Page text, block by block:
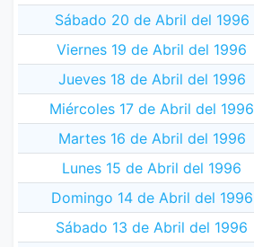
Sábado 20 de Abril del 1996
Viernes 19 de Abril del 1996
Jueves 18 de Abril del 1996
Miércoles 17 de Abril del 1996
Martes 16 de Abril del 1996
Lunes 15 de Abril del 1996
Domingo 14 de Abril del 1996
Sábado 13 de Abril del 1996